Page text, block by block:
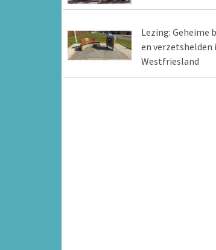
Lezing: Geheime
en verzetshelden
Westfriesland